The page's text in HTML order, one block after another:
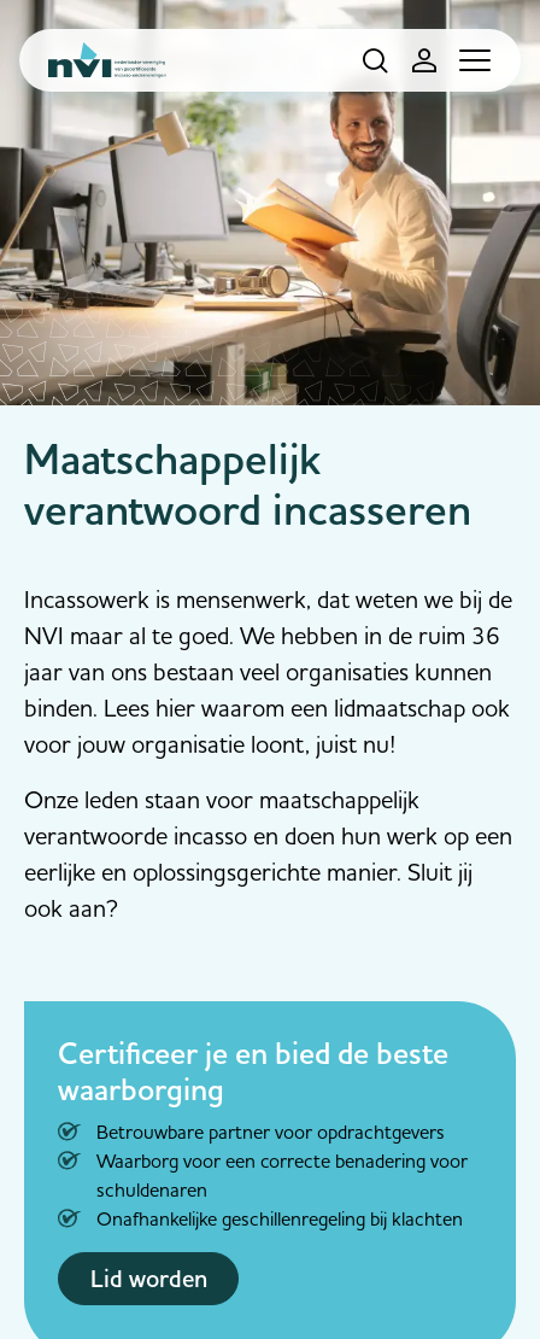
Navigation
Maatschappelijk
verantwoord incasseren
Incassowerk is mensenwerk, dat weten we bij de
NVI maar al te goed. We hebben in de ruim 36
jaar van ons bestaan veel organisaties kunnen
binden. Lees hier waarom een lidmaatschap ook
voor jouw organisatie loont, juist nu!
Onze leden staan voor maatschappelijk
verantwoorde incasso en doen hun werk op een
eerlijke en oplossingsgerichte manier. Sluit jij
ook aan?
Certificeer je en bied de beste
waarborging
Betrouwbare partner voor opdrachtgevers
Waarborg voor een correcte benadering voor
schuldenaren
Onafhankelijke geschillenregeling bij klachten
Lid worden